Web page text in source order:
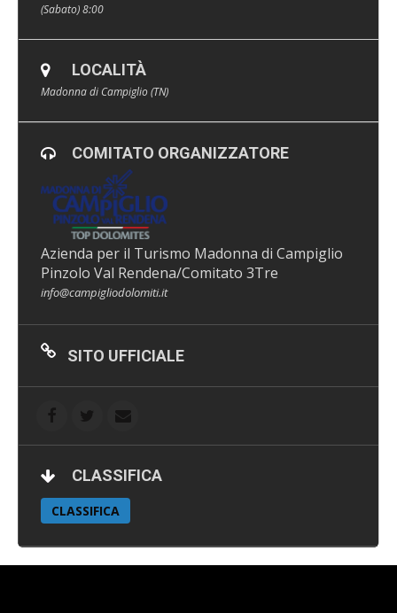
(Sabato) 8:00
LOCALITÀ
Madonna di Campiglio (TN)
COMITATO ORGANIZZATORE
Azienda per il Turismo Madonna di Campiglio
Pinzolo Val Rendena/Comitato 3Tre
info@campigliodolomiti.it
SITO UFFICIALE
CLASSIFICA
CLASSIFICA